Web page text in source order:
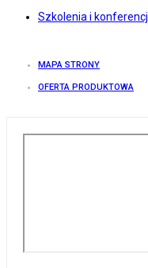
Szkolenia i
MAPA STRONY
OFERTA PRODUKTOWA